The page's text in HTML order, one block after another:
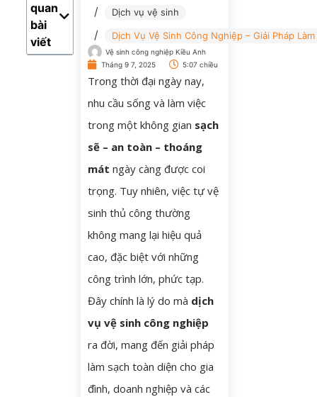
quan
bài
viết
Dịch vụ vệ sinh
Dịch Vụ Vệ Sinh Công Nghiệp – Giải Pháp
Vệ sinh công nghiệp Kiều Anh
Tháng 9 7, 2025
5:07 chiều
Trong thời đại ngày nay,
nhu cầu sống và làm việc
trong một không gian sạch
sẽ – an toàn – thoáng
mát ngày càng được coi
trọng. Tuy nhiên, việc tự vệ
sinh thủ công thường
không mang lại hiệu quả
cao, đặc biệt với những
công trình lớn, phức tạp.
Đây chính là lý do mà dịch
vụ vệ sinh công nghiệp
ra đời, mang đến giải pháp
làm sạch toàn diện cho gia
đình, doanh nghiệp và các